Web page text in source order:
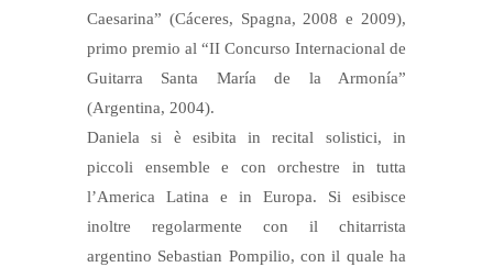
Caesarina” (Cáceres, Spagna, 2008 e 2009),
primo premio al “II Concurso Internacional de
Guitarra Santa María de la Armonía”
(Argentina, 2004).
Daniela si è esibita in recital solistici, in
piccoli ensemble e con orchestre in tutta
l’America Latina e in Europa. Si esibisce
inoltre regolarmente con il chitarrista
argentino Sebastian Pompilio, con il quale ha